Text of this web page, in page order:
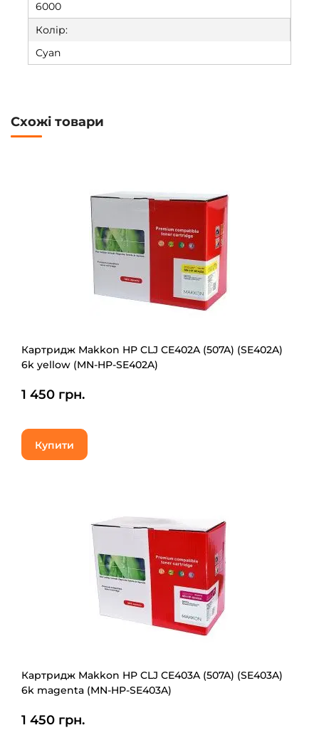
6000
Колір:
Cyan
Схожі товари
Картридж Makkon HP CLJ CE402A (507A) (SE402A)
6k yellow (MN-HP-SE402A)
1 450 грн.
Купити
Картридж Makkon HP CLJ CE403A (507A) (SE403A)
6k magenta (MN-HP-SE403A)
1 450 грн.